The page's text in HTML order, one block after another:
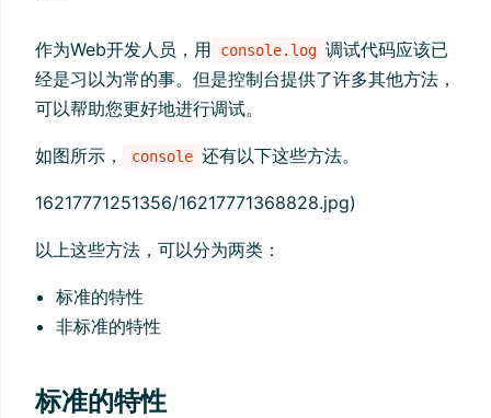
作为Web开发人员，用 console.log 调试代码应该已
经是习以为常的事。但是控制台提供了许多其他方法，
可以帮助您更好地进行调试。
如图所示， console 还有以下这些方法。
16217771251356/16217771368828.jpg)
以上这些方法，可以分为两类：
标准的特性
非标准的特性
标准的特性